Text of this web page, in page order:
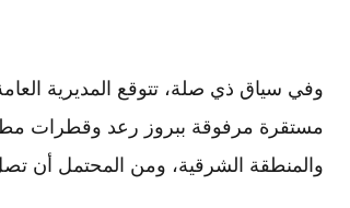
وفي سياق ذي صلة، تتوقع المديرية
مستقرة مرفوقة ببروز رعد وقطرات
والمنطقة الشرقية، ومن المحتمل أن